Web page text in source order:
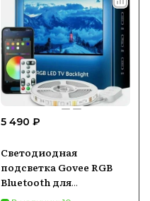
5 490 ₽
Светодиодная
подсветка Govee RGB
Bluetooth для
телевизоров 46-60